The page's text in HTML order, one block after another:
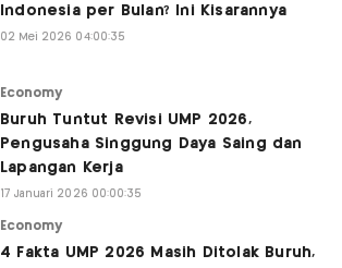
Indonesia per Bulan? Ini Kisarannya
02 Mei 2026 04:00:35
Economy
Buruh Tuntut Revisi UMP 2026,
Pengusaha Singgung Daya Saing dan
Lapangan Kerja
17 Januari 2026 00:00:35
Economy
4 Fakta UMP 2026 Masih Ditolak Buruh,